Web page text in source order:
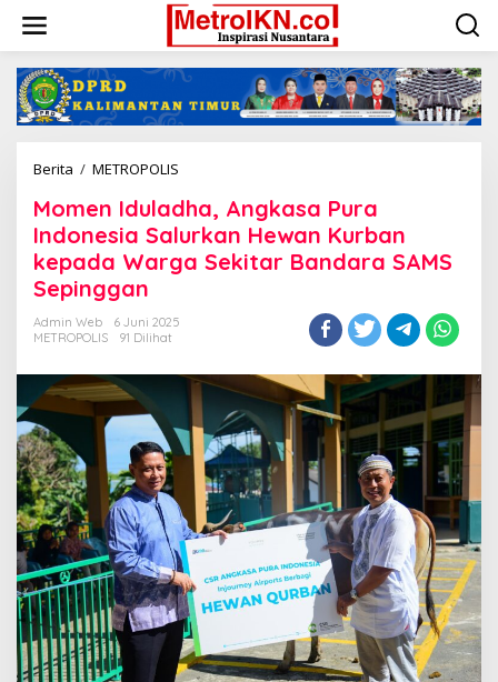
konten
Berita / METROPOLIS
Angkasa
Pura
Indonesia
Salurkan
kepada
Bandara
SAMS
Sepinggan
Momen Iduladha, Angkasa Pura
Indonesia Salurkan Hewan Kurban
kepada Warga Sekitar Bandara SAMS
Sepinggan
Admin Web
6 Juni 2025
METROPOLIS
91 Dilihat